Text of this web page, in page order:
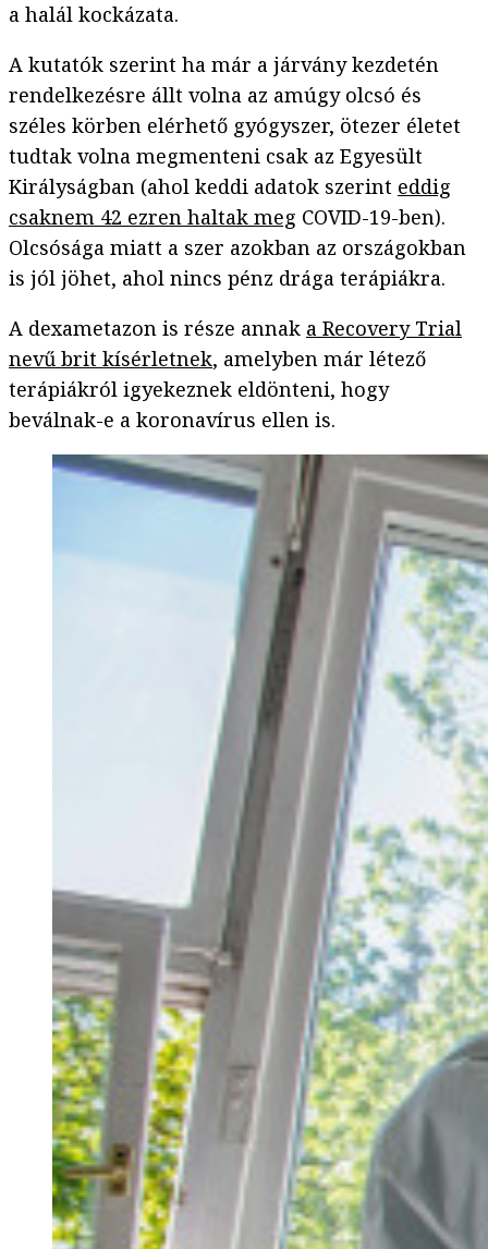
a halál kockázata.
A kutatók szerint ha már a járvány kezdetén
rendelkezésre állt volna az amúgy olcsó és
széles körben elérhető gyógyszer, ötezer életet
tudtak volna megmenteni csak az Egyesült
Királyságban (ahol keddi adatok szerint eddig
csaknem 42 ezren haltak meg COVID-19-ben).
Olcsósága miatt a szer azokban az országokban
is jól jöhet, ahol nincs pénz drága terápiákra.
A dexametazon is része annak a Recovery Trial
nevű brit kísérletnek, amelyben már létező
terápiákról igyekeznek eldönteni, hogy
beválnak-e a koronavírus ellen is.